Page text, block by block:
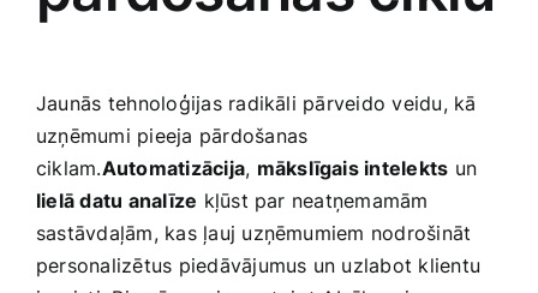
Jaunās⁣ tehnoloģijas radikāli pārveido veidu, kā
uzņēmumi pieeja pārdošanas
ciklam.Automatizācija, mākslīgais intelekts un
lielā datu analīze kļūst par neatņemamām
sastāvdaļām, kas ļauj uzņēmumiem nodrošināt
personalizētus piedāvājumus un uzlabot klientu